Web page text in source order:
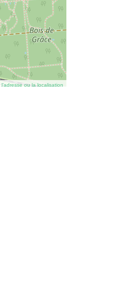
l’adresse ou la localisation